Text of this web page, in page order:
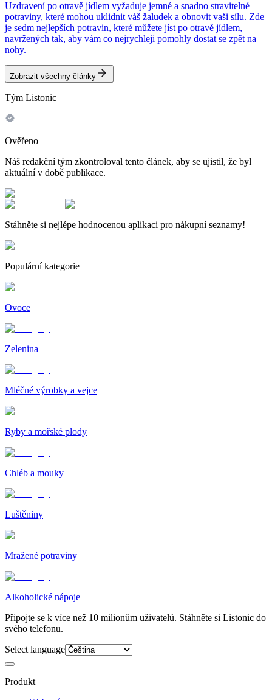
Uzdravení po otravě jídlem vyžaduje jemné a snadno stravitelné
potraviny, které mohou uklidnit váš žaludek a obnovit vaši sílu. Zde
je sedm nejlepších potravin, které můžete jíst po otravě jídlem,
navržených tak, aby vám co nejrychleji pomohly dostat se zpět na
nohy.
Zobrazit všechny články
Tým Listonic
Ověřeno
Náš redakční tým zkontroloval tento článek, aby se ujistil, že byl
aktuální v době publikace.
Stáhněte si nejlépe hodnocenou aplikaci pro nákupní seznamy!
Populární kategorie
Ovoce
Zelenina
Mléčné výrobky a vejce
Ryby a mořské plody
Chléb a mouky
Luštěniny
Mražené potraviny
Alkoholické nápoje
Připojte se k více než 10 milionům uživatelů. Stáhněte si Listonic do
svého telefonu.
Select language
Produkt